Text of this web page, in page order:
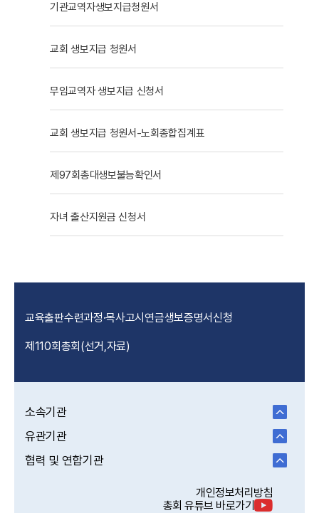
기관교역자생보지급청원서
교회 생보지급 청원서
무임교역자 생보지급 신청서
교회 생보지급 청원서-노회종합집계표
제97회총대생보불능확인서
자녀 출산지원금 신청서
교육출판수련과정·목사고시 연금생보증명서신청
제110회총회(선거,자료)
소속기관
유관기관
협력 및 연합기관
개인정보처리방침
총회 유튜브 바로가기